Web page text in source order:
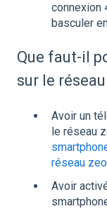
connexion
basculer
Que faut-il
sur le
Avoir un
le réseau
réseau
Avoir